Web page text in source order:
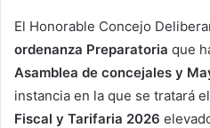
El Honorable Concejo
ordenanza Preparatoria que
Asamblea de concejales y
instancia en la que se tratará el
Fiscal y Tarifaria 2026